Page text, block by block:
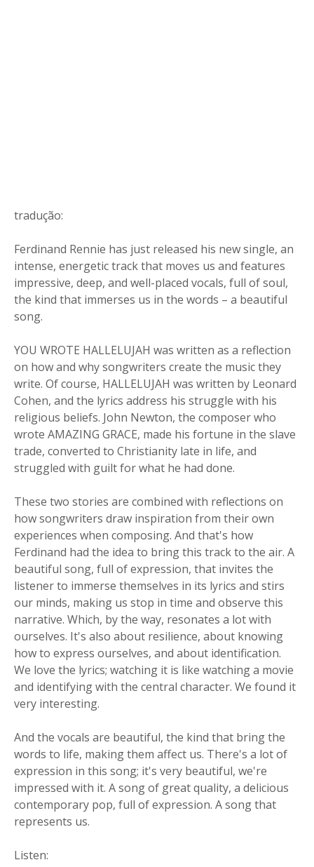
tradução:
Ferdinand Rennie has just released his new single, an
intense, energetic track that moves us and features
impressive, deep, and well-placed vocals, full of soul,
the kind that immerses us in the words – a beautiful
song.
YOU WROTE HALLELUJAH was written as a reflection
on how and why songwriters create the music they
write. Of course, HALLELUJAH was written by Leonard
Cohen, and the lyrics address his struggle with his
religious beliefs. John Newton, the composer who
wrote AMAZING GRACE, made his fortune in the slave
trade, converted to Christianity late in life, and
struggled with guilt for what he had done.
These two stories are combined with reflections on
how songwriters draw inspiration from their own
experiences when composing. And that's how
Ferdinand had the idea to bring this track to the air. A
beautiful song, full of expression, that invites the
listener to immerse themselves in its lyrics and stirs
our minds, making us stop in time and observe this
narrative. Which, by the way, resonates a lot with
ourselves. It's also about resilience, about knowing
how to express ourselves, and about identification.
We love the lyrics; watching it is like watching a movie
and identifying with the central character. We found it
very interesting.
And the vocals are beautiful, the kind that bring the
words to life, making them affect us. There's a lot of
expression in this song; it's very beautiful, we're
impressed with it. A song of great quality, a delicious
contemporary pop, full of expression. A song that
represents us.
Listen: